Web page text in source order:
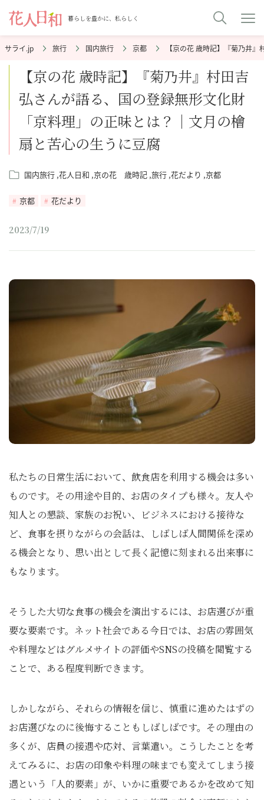
暮らしを豊かに、私らしく
旅行 国内旅行 京都 【京の花 歳時記】『菊乃井
【京の花 歳時記】『菊乃井』村田吉
弘さんが語る、国の登録無形文化財
「京料理」の正味とは？｜文月の檜
扇と苦心の生うに豆腐
国内旅行 花人日和 京の花 歳時記 旅行 花だより 京都
京都 花だより
2023/7/19
私たちの日常生活において、飲食店を利用する機会は多い
ものです。その用途や目的、お店のタイプも様々。友人や
知人との懇談、家族のお祝い、ビジネスにおける接待な
ど、食事を摂りながらの会話は、しばしば人間関係を深め
る機会となり、思い出として長く記憶に刻まれる出来事に
もなります。
そうした大切な食事の機会を演出するには、お店選びが重
要な要素です。ネット社会である今日では、お店の雰囲気
や料理などはグルメサイトの評価やSNSの投稿を閲覧する
ことで、ある程度判断できます。
しかしながら、それらの情報を信じ、慎重に進めたはずの
お店選びなのに後悔することもしばしばです。その理由の
多くが、店員の接遇や応対、言葉遣い。こうしたことを考
えてみるに、お店の印象や料理の味までも変えてしまう接
遇という「人的要素」が、いかに重要であるかを改めて知